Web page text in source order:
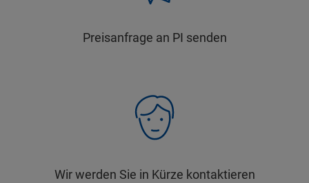
Preisanfrage an PI senden
Wir werden Sie in Kürze kontaktieren